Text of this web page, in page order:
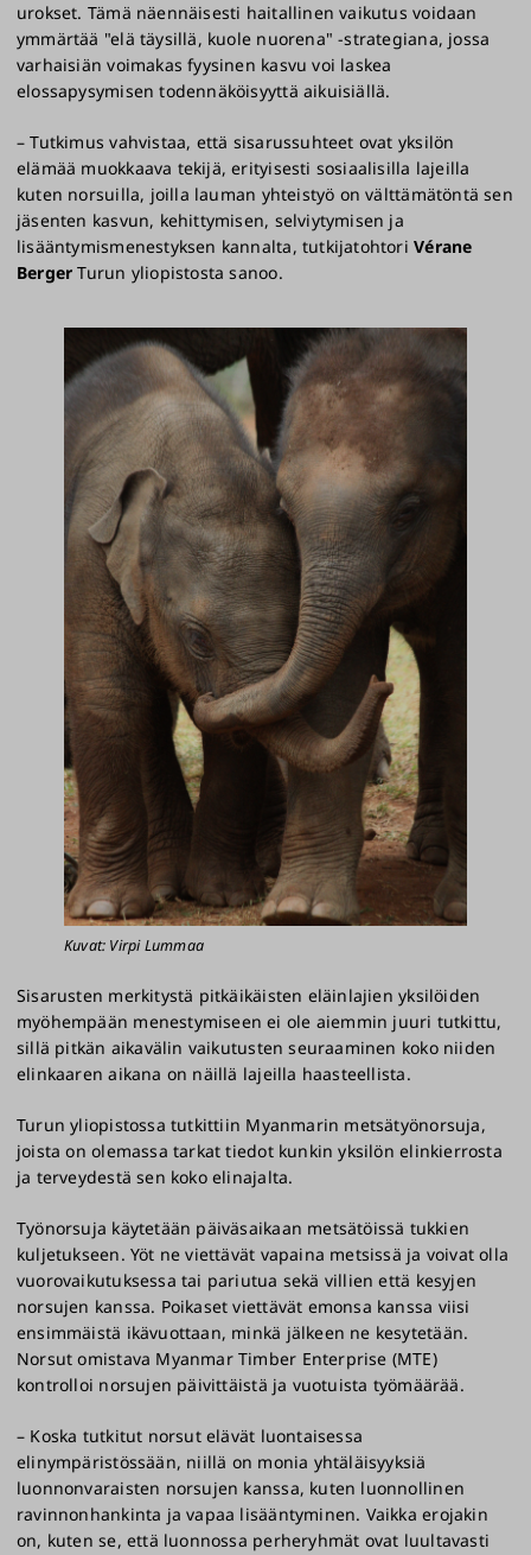
urokset. Tämä näennäisesti haitallinen vaikutus voidaan
ymmärtää "elä täysillä, kuole nuorena" -strategiana, jossa
varhaisiän voimakas fyysinen kasvu voi laskea
elossapysymisen todennäköisyyttä aikuisiällä.
– Tutkimus vahvistaa, että sisarussuhteet ovat yksilön
elämää muokkaava tekijä, erityisesti sosiaalisilla lajeilla
kuten norsuilla, joilla lauman yhteistyö on välttämätöntä sen
jäsenten kasvun, kehittymisen, selviytymisen ja
lisääntymismenestyksen kannalta, tutkijatohtoriVérane
BergerTurun yliopistosta sanoo.
Kuvat: Virpi Lummaa
Sisarusten merkitystä pitkäikäisten eläinlajien yksilöiden
myöhempään menestymiseen ei ole aiemmin juuri tutkittu,
sillä pitkän aikavälin vaikutusten seuraaminen koko niiden
elinkaaren aikana on näillä lajeilla haasteellista.
Turun yliopistossa tutkittiin Myanmarin metsätyönorsuja,
joista on olemassa tarkat tiedot kunkin yksilön elinkierrosta
ja terveydestä sen koko elinajalta.
Työnorsuja käytetään päiväsaikaan metsätöissä tukkien
kuljetukseen. Yöt ne viettävät vapaina metsissä ja voivat olla
vuorovaikutuksessa tai pariutua sekä villien että kesyjen
norsujen kanssa. Poikaset viettävät emonsa kanssa viisi
ensimmäistä ikävuottaan, minkä jälkeen ne kesytetään.
Norsut omistava Myanmar Timber Enterprise (MTE)
kontrolloi norsujen päivittäistä ja vuotuista työmäärää.
– Koska tutkitut norsut elävät luontaisessa
elinympäristössään, niillä on monia yhtäläisyyksiä
luonnonvaraisten norsujen kanssa, kuten luonnollinen
ravinnonhankinta ja vapaa lisääntyminen. Vaikka erojakin
on, kuten se, että luonnossa perheryhmät ovat luultavasti